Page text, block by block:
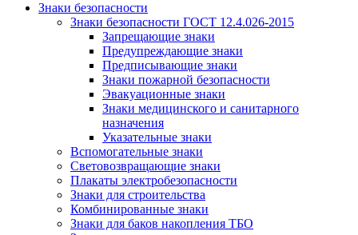
Знаки безопасности
Знаки безопасности ГОСТ 12.4.026-2015
Запрещающие знаки
Предупреждающие знаки
Предписывающие знаки
Знаки пожарной безопасности
Эвакуационные знаки
Знаки медицинского и санитарного
назначения
Указательные знаки
Вспомогательные знаки
Световозвращающие знаки
Плакаты электробезопасности
Знаки для строительства
Комбинированные знаки
Знаки для баков накопления ТБО